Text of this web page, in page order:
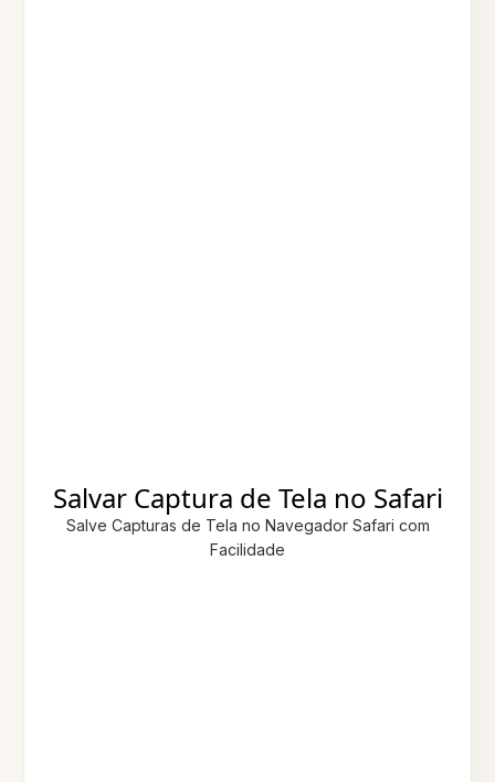
Salvar Captura de Tela no Safari
Salve Capturas de Tela no Navegador Safari com
Facilidade